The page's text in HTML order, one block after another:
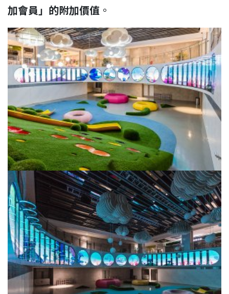
加會員」的附加價值 。